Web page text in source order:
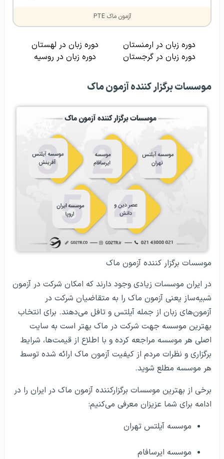
آزمون ماک PTE
دوره زبان در ارمنستان
دوره زبان در لهستان
دوره زبان در گرجستان
دوره زبان در روسیه
موسسات برگزار کننده آزمون ماک
موسسات برگزار کننده آزمون ماک
در ایران موسسات زیادی وجود دارند که امکان شرکت در آزمون
شبیه‌ساز یعنی آزمون ماک را به متقاضیان شرکت در
آزمون‌های زبان از جمله آیلتس و تافل می‌دهند. برای انتخاب
بهترین موسسه جهت شرکت در ماک بهتر است به سایت
اصلی هر موسسه مراجعه کرده و با اطلاع از قیمت‌ها، شرایط
برگزاری و نظرات مردم از کیفیت آزمون ماک ارائه شده توسط
هر موسسه مطلع شوید.
برخی از بهترین موسسات برگزارکننده آزمون ماک در ایران را در
ادامه برای شما عزیزان معرفی می‌کنیم:
موسسه آیلتس تهران
موسسه ایرسافام